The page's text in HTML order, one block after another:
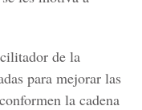
de la
para mejorar las
la cadena